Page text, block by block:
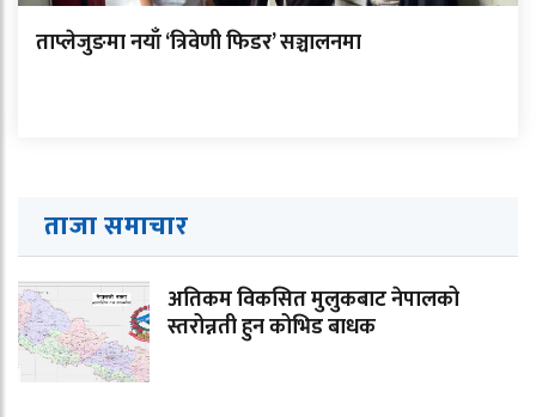
ताप्लेजुङमा नयाँ ‘त्रिवेणी फिडर’ सञ्चालनमा
ताजा समाचार
अतिकम विकसित मुलुकबाट नेपालको
स्तरोन्नती हुन कोभिड बाधक